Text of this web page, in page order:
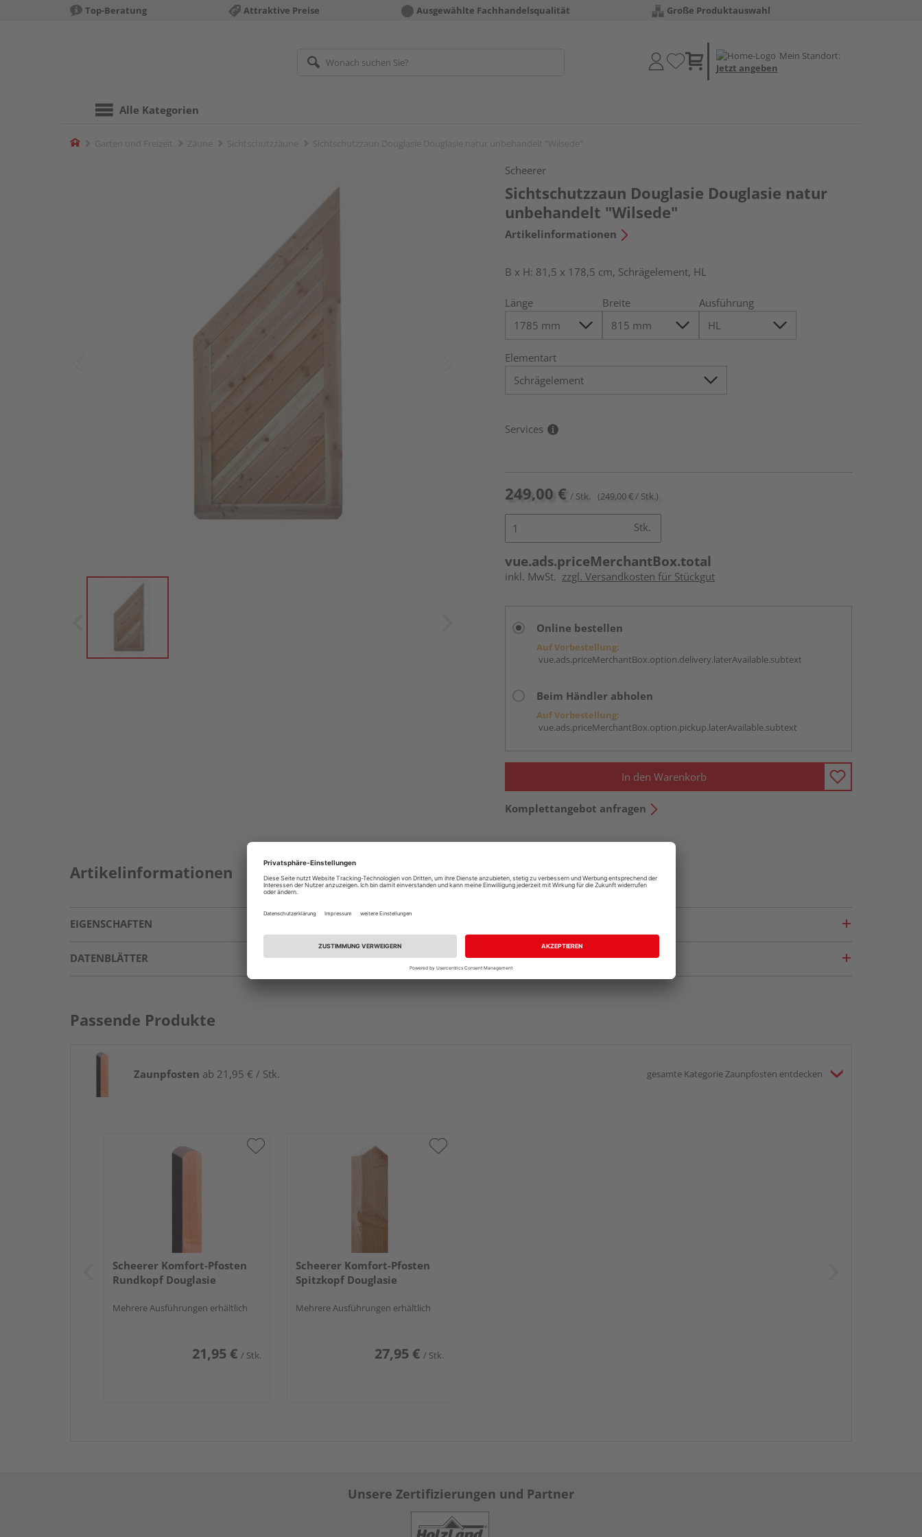
Top-Beratung Attraktive Preise Ausgewählte Fachhandelsqualität Große Produktauswahl
Mein Standort:
Jetzt angeben
Alle Kategorien
Home
Scheerer
Sichtschutzzaun Douglasie Douglasie natur
unbehandelt "Wilsede"
Artikelinformationen
B x H: 81,5 x 178,5 cm, Schrägelement, HL
Länge Breite Ausführung
Elementart
Services
249,00 € / Stk. (249,00 € / Stk.)
Stk.
vue.ads.priceMerchantBox.total
inkl. MwSt. zzgl. Versandkosten für Stückgut
Online bestellen
Auf Vorbestellung:
vue.ads.priceMerchantBox.option.delivery.laterAvailable.subtext
Beim Händler abholen
Auf Vorbestellung:
vue.ads.priceMerchantBox.option.pickup.laterAvailable.subtext
In den Warenkorb
Komplettangebot anfragen
Artikelinformationen
EIGENSCHAFTEN
DATENBLÄTTER
Passende Produkte
Zaunpfosten ab 21,95 € / Stk. gesamte Kategorie Zaunpfosten entdecken
Scheerer Komfort-Pfosten
Rundkopf Douglasie
Mehrere Ausführungen erhältlich
21,95 € / Stk.
Scheerer Komfort-Pfosten
Spitzkopf Douglasie
Mehrere Ausführungen erhältlich
27,95 € / Stk.
Unsere Zertifizierungen und Partner